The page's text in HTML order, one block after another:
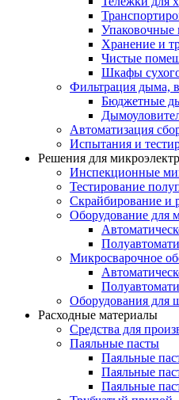
Хранение и
Чистые
Шкафы
Фильтрация дыма,
Бюджетные
Автоматизация
Испытания и
Решения для
Инспекционные
Тестирование
Скрайбирование и
Оборудование для
Микросварочное
Оборудования для
Расходные материалы
Средства для
Паяльные пасты
Паяльные
Паяльные
Паяльные